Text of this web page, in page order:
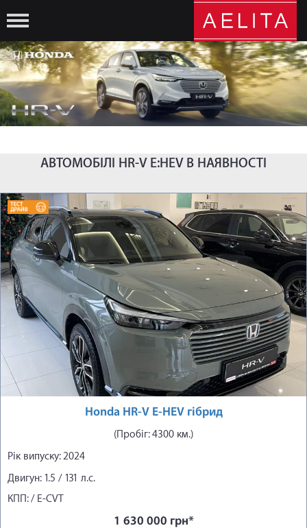
АВТОМОБІЛІ HR-V E:HEV В НАЯВНОСТІ
Honda HR-V E-HEV гібрид
(Пробіг: 4300 км.)
Рік випуску: 2024
Двигун: 1.5 / 131 л.с.
КПП: / E-CVT
1 630 000 грн*